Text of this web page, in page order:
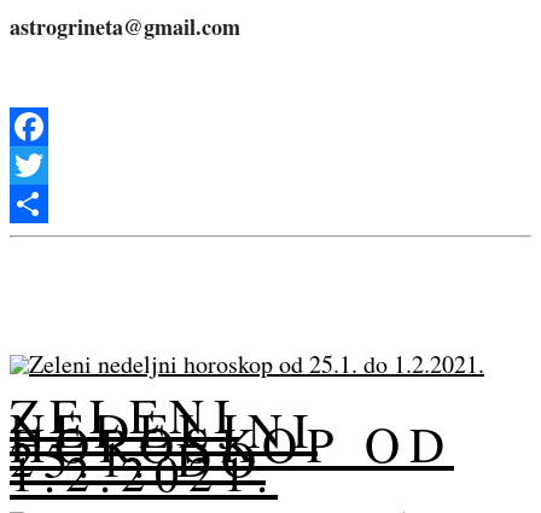
astrogrineta@gmail.com
Facebook
Twitter
Share
ZELENI
NEDELJNI
HOROSKOP OD
25.1. DO
1.2.2021.